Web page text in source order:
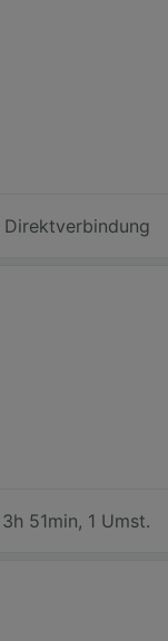
Direktverbindung
3h 51min, 1 Umst.